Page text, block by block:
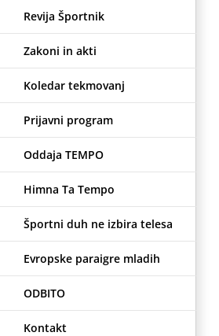
Revija Športnik
Zakoni in akti
Koledar tekmovanj
Prijavni program
Oddaja TEMPO
Himna Ta Tempo
Športni duh ne izbira telesa
Evropske paraigre mladih
ODBITO
Kontakt